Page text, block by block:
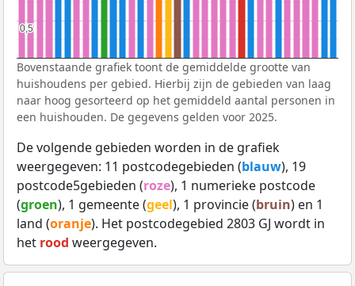
0,5
0,5
Bovenstaande grafiek toont de gemiddelde grootte van
huishoudens per gebied. Hierbij zijn de gebieden van laag
naar hoog gesorteerd op het gemiddeld aantal personen in
een huishouden. De gegevens gelden voor 2025.
De volgende gebieden worden in de grafiek
weergegeven: 11 postcodegebieden (blauw), 19
postcode5gebieden (roze), 1 numerieke postcode
(groen), 1 gemeente (geel), 1 provincie (bruin) en 1
land (oranje). Het postcodegebied 2803 GJ wordt in
het rood weergegeven.